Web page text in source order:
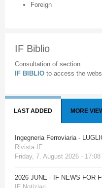
Foreign
IF Biblio
Consultation of section
IF BIBLIO to access the
LAST ADDED MORE
Ingegneria Ferroviaria -
Rivista IF
Friday, 7. August 2026 - 17:08
2026 JUNE - IF NEWS FOR